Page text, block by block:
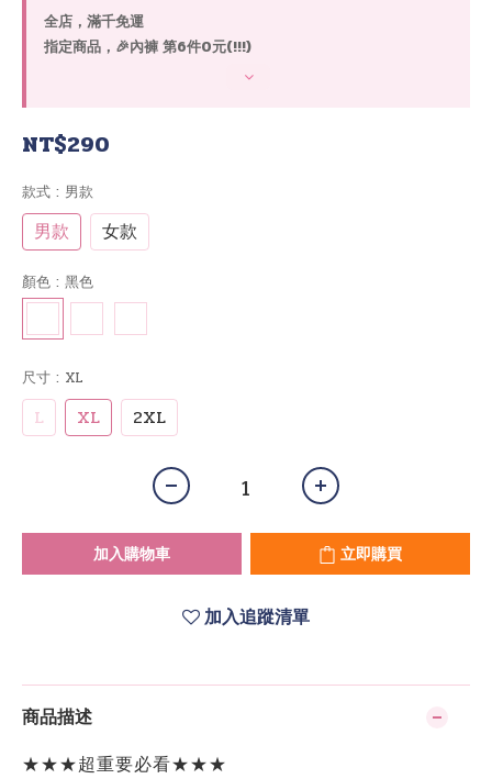
全店，滿千免運
指定商品，🎉內褲 第6件0元(!!!)
NT$290
款式 : 男款
男款 女款
顏色 : 黑色
尺寸 : XL
L XL 2XL
加入購物車 立即購買
加入追蹤清單
商品描述
★★★超重要必看★★★